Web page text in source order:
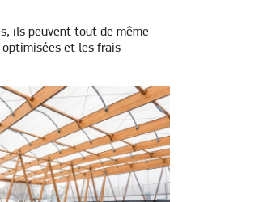
ils peuvent tout de même
optimisées et les frais